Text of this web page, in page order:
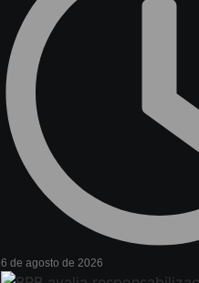
6 de agosto de 2026